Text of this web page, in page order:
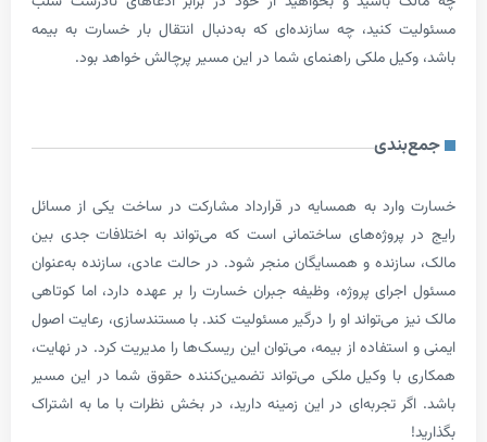
کنید، چه سازنده‌ای که به‌دنبال انتقال بار خسارت به بیمه
ملکی راهنمای شما در این مسیر پرچالش خواهد بود.
به همسایه در قرارداد مشارکت در ساخت یکی از مسائل
ساختمانی است که می‌تواند به اختلافات جدی بین
و همسایگان منجر شود. در حالت عادی، سازنده به‌عنوان
پروژه، وظیفه جبران خسارت را بر عهده دارد، اما کوتاهی
می‌تواند او را درگیر مسئولیت کند. با مستندسازی، رعایت اصول
از بیمه، می‌توان این ریسک‌ها را مدیریت کرد. در نهایت،
وکیل ملکی می‌تواند تضمین‌کننده حقوق شما در این مسیر
تجربه‌ای در این زمینه دارید، در بخش نظرات با ما به اشتراک